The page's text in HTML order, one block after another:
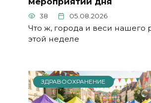
38 05.08.2026
Что ж, города и веси нашего
этой неделе
ЗДРАВООХРАНЕНИЕ